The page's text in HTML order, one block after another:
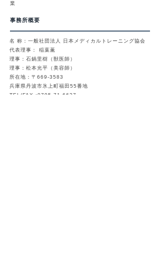
業
事務所概要
名 称：一般社団法人 日本メディカルトレーニング協会
代表理事： 稲葉薫
理事：石鍋里樹（獣医師）
理事：松本光平（美容師）
所在地：〒669-3583
兵庫県丹波市氷上町福田55番地
TEL/FAX :0795-71-6627